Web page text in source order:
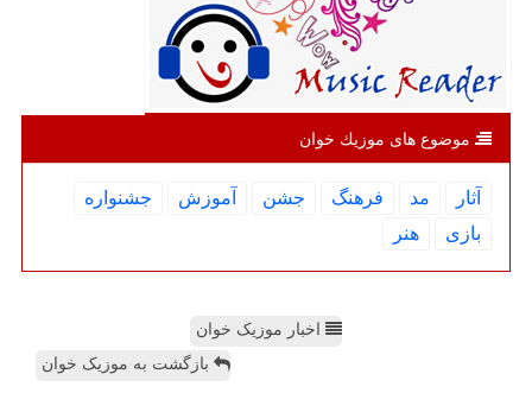
موضوع های موزیك خوان
آثار مد فرهنگ جشن آموزش
جشنواره
بازی
هنر
اخبار موزیک خوان
بازگشت به موزیک خوان